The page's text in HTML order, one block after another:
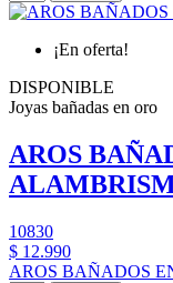
¡En oferta!
DISPONIBLE
Joyas bañadas en oro
AROS
10830
$ 12.990
AROS BAÑADOS